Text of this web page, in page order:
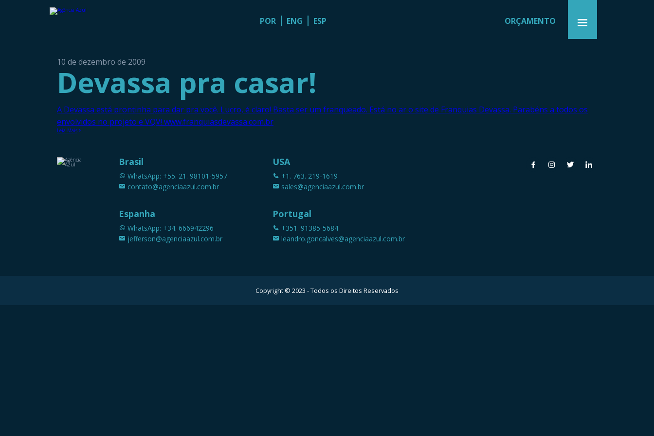
POR ENG ESP ORÇAMENTO
10 de dezembro de 2009
Devassa pra casar!
A Devassa está prontinha para dar pra você. Lucro, é claro! Basta ser um franqueado. Está no ar o site de Franquias Devassa. Parabéns a todos os
envolvidos no projeto e VQV! www.franquiasdevassa.com.br
Leia Mais
Brasil
WhatsApp: +55. 21. 98101-5957
contato@agenciaazul.com.br
Espanha
WhatsApp: +34. 666942296
jefferson@agenciaazul.com.br
USA
+1. 763. 219-1619
sales@agenciaazul.com.br
Portugal
+351. 91385-5684
leandro.goncalves@agenciaazul.com.br
Copyright © 2023 - Todos os Direitos Reservados